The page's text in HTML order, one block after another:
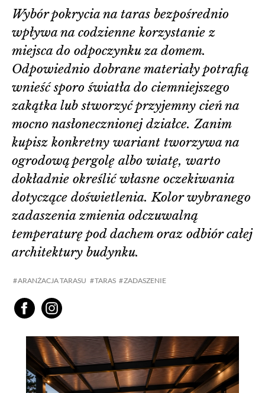
ARANŻACJA TARASU TARAS ZADASZENIE
Wybór pokrycia na taras bezpośrednio
wpływa na codzienne korzystanie z
miejsca do odpoczynku za domem.
Odpowiednio dobrane materiały potrafią
wnieść sporo światła do ciemniejszego
zakątka lub stworzyć przyjemny cień na
mocno nasłonecznionej działce. Zanim
kupisz konkretny wariant tworzywa na
ogrodową pergolę albo wiatę, warto
dokładnie określić własne oczekiwania
dotyczące doświetlenia. Kolor wybranego
zadaszenia zmienia odczuwalną
temperaturę pod dachem oraz odbiór całej
architektury budynku.